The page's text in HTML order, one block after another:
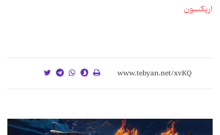
اریکسون